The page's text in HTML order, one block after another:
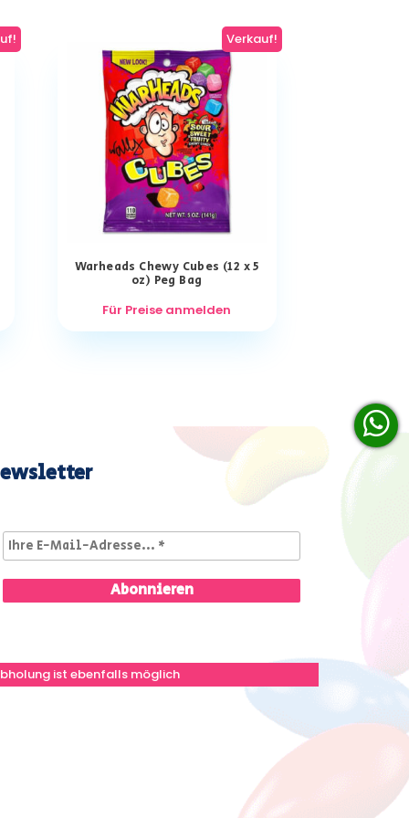
Verkauf!
Warheads Chewy Cubes (12 x 5
oz) Peg Bag
Für Preise anmelden
ist ebenfalls möglich